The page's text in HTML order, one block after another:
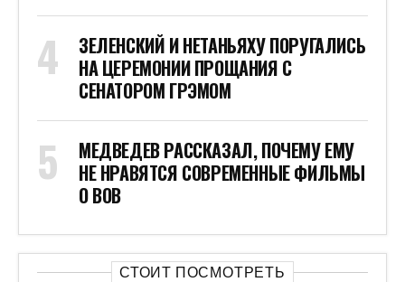
ЗЕЛЕНСКИЙ И НЕТАНЬЯХУ ПОРУГАЛИСЬ
НА ЦЕРЕМОНИИ ПРОЩАНИЯ С
СЕНАТОРОМ ГРЭМОМ
МЕДВЕДЕВ РАССКАЗАЛ, ПОЧЕМУ ЕМУ
НЕ НРАВЯТСЯ СОВРЕМЕННЫЕ ФИЛЬМЫ
О ВОВ
СТОИТ ПОСМОТРЕТЬ